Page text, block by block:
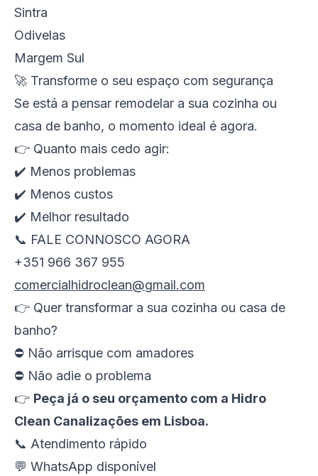
Sintra
Odivelas
Margem Sul
🚀 Transforme o seu espaço com segurança
Se está a pensar remodelar a sua cozinha ou
casa de banho, o momento ideal é agora.
👉 Quanto mais cedo agir:
✔️ Menos problemas
✔️ Menos custos
✔️ Melhor resultado
📞 FALE CONNOSCO AGORA
+351 966 367 955
comercialhidroclean@gmail.com
👉 Quer transformar a sua cozinha ou casa de
banho?
⛔ Não arrisque com amadores
⛔ Não adie o problema
👉 Peça já o seu orçamento com a Hidro
Clean Canalizações em Lisboa.
📞 Atendimento rápido
💬 WhatsApp disponível